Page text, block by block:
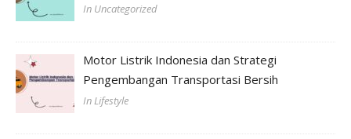
In Uncategorized
Motor Listrik Indonesia dan Strategi
Pengembangan Transportasi Bersih
In Lifestyle